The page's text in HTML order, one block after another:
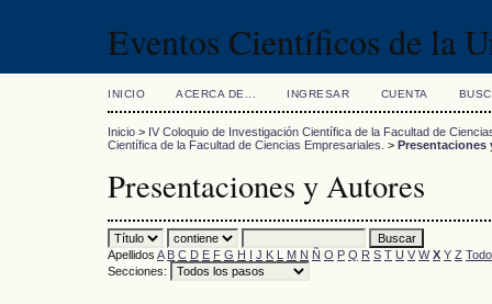
Eventos Científicos de la
INICIO ACERCA DE... INGRESAR CUENTA
Inicio > IV Coloquio de Investigación Científica de la Facultad de
Científica de la Facultad de Ciencias Empresariales. > Presentaciones
Presentaciones y Autores
Apellidos A B C D E F G H I J K L M N Ñ O P Q R S T U V W X Y Z
Secciones: